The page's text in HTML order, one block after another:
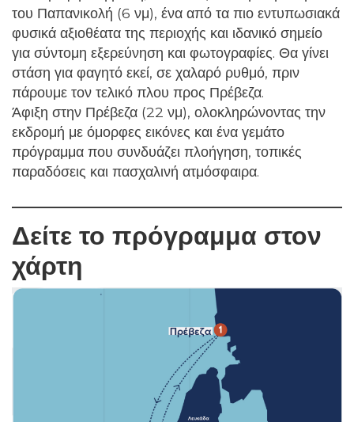
του Παπανικολή (6 νμ), ένα από τα πιο εντυπωσιακά
φυσικά αξιοθέατα της περιοχής και ιδανικό σημείο
για σύντομη εξερεύνηση και φωτογραφίες. Θα γίνει
στάση για φαγητό εκεί, σε χαλαρό ρυθμό, πριν
πάρουμε τον τελικό πλου προς Πρέβεζα.
Άφιξη στην Πρέβεζα (22 νμ), ολοκληρώνοντας την
εκδρομή με όμορφες εικόνες και ένα γεμάτο
πρόγραμμα που συνδυάζει πλοήγηση, τοπικές
παραδόσεις και πασχαλινή ατμόσφαιρα.
Δείτε το πρόγραμμα στον
χάρτη